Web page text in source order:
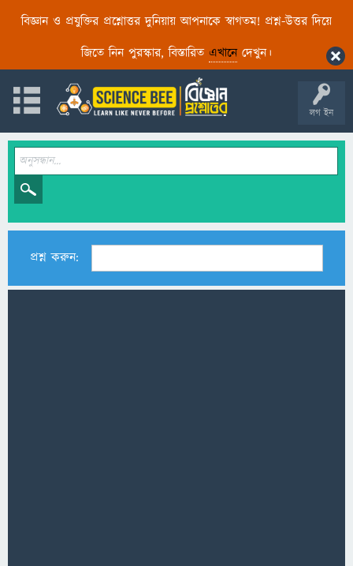
বিজ্ঞান ও প্রযুক্তির প্রশ্নোত্তর দুনিয়ায় আপনাকে স্বাগতম! প্রশ্ন-উত্তর দিয়ে
জিতে নিন পুরস্কার, বিস্তারিত এখানেদেখুন।
লগ ইন
প্রশ্ন করুন: